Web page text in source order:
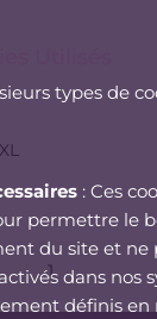
Utilisés
types de
: Ces
permettre le
du site et ne
dans nos
définis en